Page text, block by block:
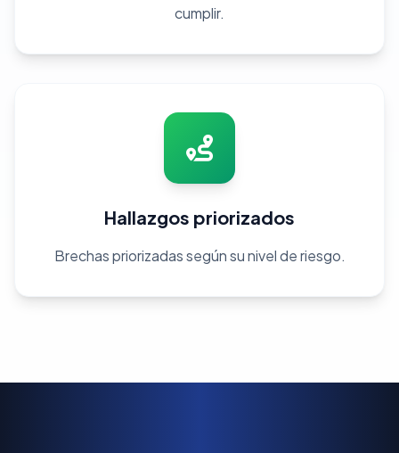
cumplir.
Hallazgos priorizados
Brechas priorizadas según su nivel de riesgo.